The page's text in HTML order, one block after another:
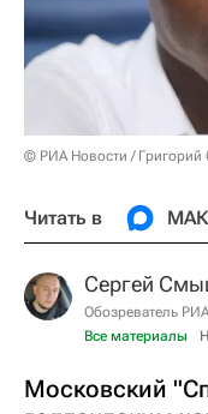
© РИА Новости / Григорий
Читать в
Сергей
Обозреватель
Все материалы
Московский